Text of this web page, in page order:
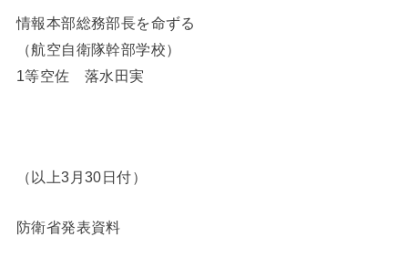
情報本部総務部長を命ずる
（航空自衛隊幹部学校）
1等空佐 落水田実
（以上3月30日付）
防衛省発表資料